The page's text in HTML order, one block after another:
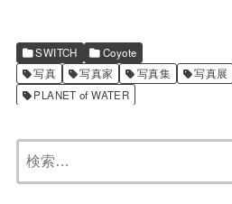
SWITCH
Coyote
写真
写真家 写真集 写真展
PLANET of WATER